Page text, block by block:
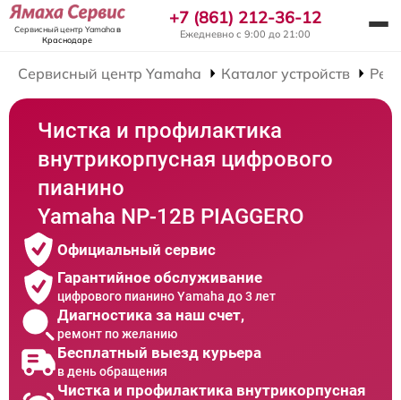
Сервисный центр Yamahaв
Краснодаре
+7 (861) 212-36-12
Ежедневно с 9:00 до 21:00
Сервисный центр Yamaha Каталог устройств
Чистка и профилактика
внутрикорпусная цифрового
пианино
Yamaha NP-12B PIAGGERO
Официальный сервис
Гарантийное обслуживание
цифрового пианино Yamaha до 3 лет
Диагностика за наш счет,
ремонт по желанию
Бесплатный выезд курьера
в день обращения
Чистка и профилактика внутрикорпусная